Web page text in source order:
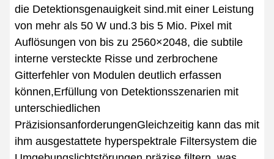
die Detektionsgenauigkeit sind.mit einer Leistung
von mehr als 50 W und.3 bis 5 Mio. Pixel mit
Auflösungen von bis zu 2560×2048, die subtile
interne versteckte Risse und zerbrochene
Gitterfehler von Modulen deutlich erfassen
können,Erfüllung von Detektionsszenarien mit
unterschiedlichen
PräzisionsanforderungenGleichzeitig kann das mit
ihm ausgestattete hyperspektrale Filtersystem die